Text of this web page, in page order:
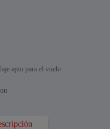
apto para el vuelo